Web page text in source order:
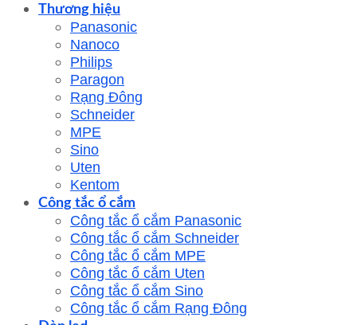
Thương hiệu
Panasonic
Nanoco
Philips
Paragon
Rạng Đông
Schneider
MPE
Sino
Uten
Kentom
Công tắc ổ cắm
Công tắc ổ cắm Panasonic
Công tắc ổ cắm Schneider
Công tắc ổ cắm MPE
Công tắc ổ cắm Uten
Công tắc ổ cắm Sino
Công tắc ổ cắm Rạng Đông